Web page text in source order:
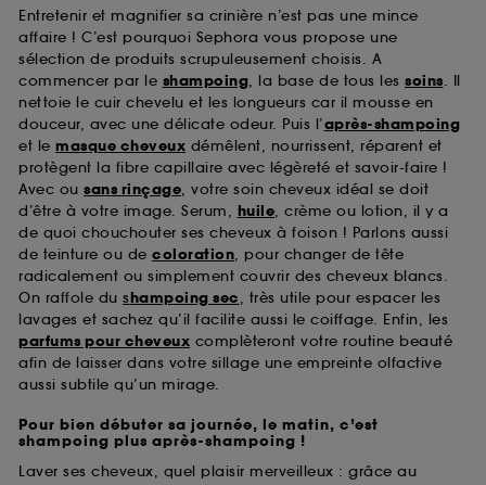
Entretenir et magnifier sa crinière n’est pas une mince
affaire ! C’est pourquoi Sephora vous propose une
sélection de produits scrupuleusement choisis. A
commencer par le shampoing, la base de tous les soins. Il
nettoie le cuir chevelu et les longueurs car il mousse en
douceur, avec une délicate odeur. Puis l’après-shampoing
et le masque cheveux démêlent, nourrissent, réparent et
protègent la fibre capillaire avec légèreté et savoir-faire !
Avec ou sans rinçage, votre soin cheveux idéal se doit
d’être à votre image. Serum, huile, crème ou lotion, il y a
de quoi chouchouter ses cheveux à foison ! Parlons aussi
de teinture ou de coloration, pour changer de tête
radicalement ou simplement couvrir des cheveux blancs.
On raffole du shampoing sec, très utile pour espacer les
lavages et sachez qu’il facilite aussi le coiffage. Enfin, les
parfums pour cheveux complèteront votre routine beauté
afin de laisser dans votre sillage une empreinte olfactive
aussi subtile qu’un mirage.
Pour bien débuter sa journée, le matin, c’est
shampoing plus après-shampoing !
Laver ses cheveux, quel plaisir merveilleux : grâce au